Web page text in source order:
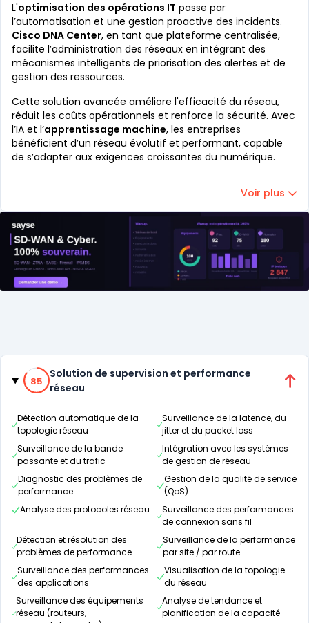
L'optimisation des opérations IT passe par
l’automatisation et une gestion proactive des incidents.
Cisco DNA Center, en tant que plateforme centralisée,
facilite l’administration des réseaux en intégrant des
mécanismes intelligents de priorisation des alertes et de
gestion des ressources.
Cette solution avancée améliore l'efficacité du réseau,
réduit les coûts opérationnels et renforce la sécurité. Avec
l’IA et l’apprentissage machine, les entreprises
bénéficient d’un réseau évolutif et performant, capable
de s’adapter aux exigences croissantes du numérique.
Voir plus
Catégories
85% de compatibilité
85
Solution de supervision et performance
réseau
Détection automatique de la
topologie réseau
Surveillance de la latence, du
jitter et du packet loss
Surveillance de la bande
passante et du trafic
Intégration avec les systèmes
de gestion de réseau
Diagnostic des problèmes de
performance
Gestion de la qualité de service
(QoS)
Analyse des protocoles réseau
Surveillance des performances
de connexion sans fil
Détection et résolution des
problèmes de performance
Surveillance de la performance
par site / par route
Surveillance des performances
des applications
Visualisation de la topologie
du réseau
Surveillance des équipements
réseau (routeurs,
Analyse de tendance et
planification de la capacité